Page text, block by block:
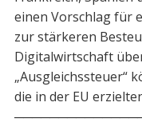
einen Vorschlag für
zur stärkeren
Digitalwirtschaft
„Ausgleichssteuer“
die in der EU